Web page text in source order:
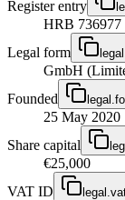
Register entry
HRB 736977
Legal form
GmbH
Founded
25 May 2020
Share capital
€25,000
VAT ID